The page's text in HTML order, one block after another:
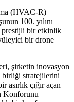
(HVAC-R)
100. yılını
prestijli bir etkinlik
bir drone
şirketin inovasyon
stratejilerini
çığır açan
Konforunu